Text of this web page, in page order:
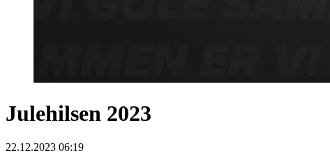
Julehilsen 2023
22.12.2023 06:19